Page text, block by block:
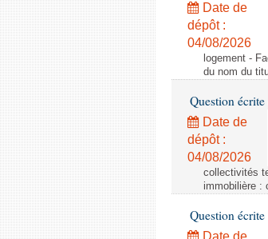
Date de
dépôt :
04/08/2026
logement -
du nom du
Question
Date de
dépôt :
04/08/2026
collectivités
immobilière :
Question
Date de